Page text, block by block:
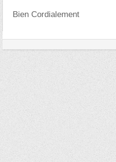
Bien Cordialement